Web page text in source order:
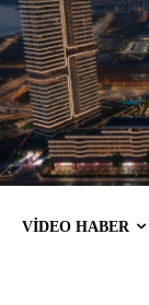
VİDEO HABER